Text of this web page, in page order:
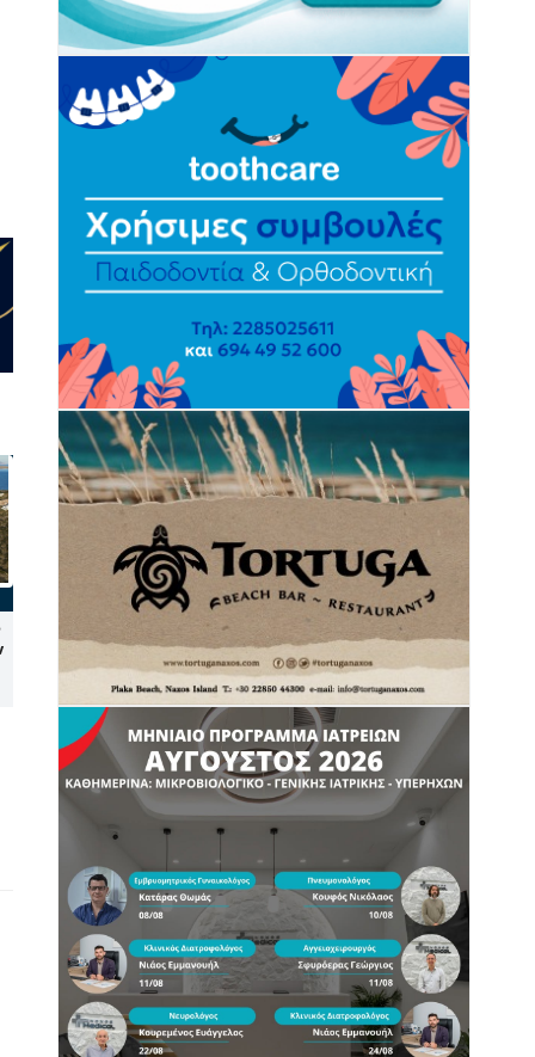
Σύρος: Πρώτη προσέγγιση
του υπερπολυτελούς
EXPLORA II – Θετικές
προοπτικές για το 2027
Πανναξιακός Α.Ο.Κ.:
Δήλωσε συμμετοχή στο
τοπικό πρωτάθλημα – Δεν
θα αγωνιστεί στη Γ’ Εθνική